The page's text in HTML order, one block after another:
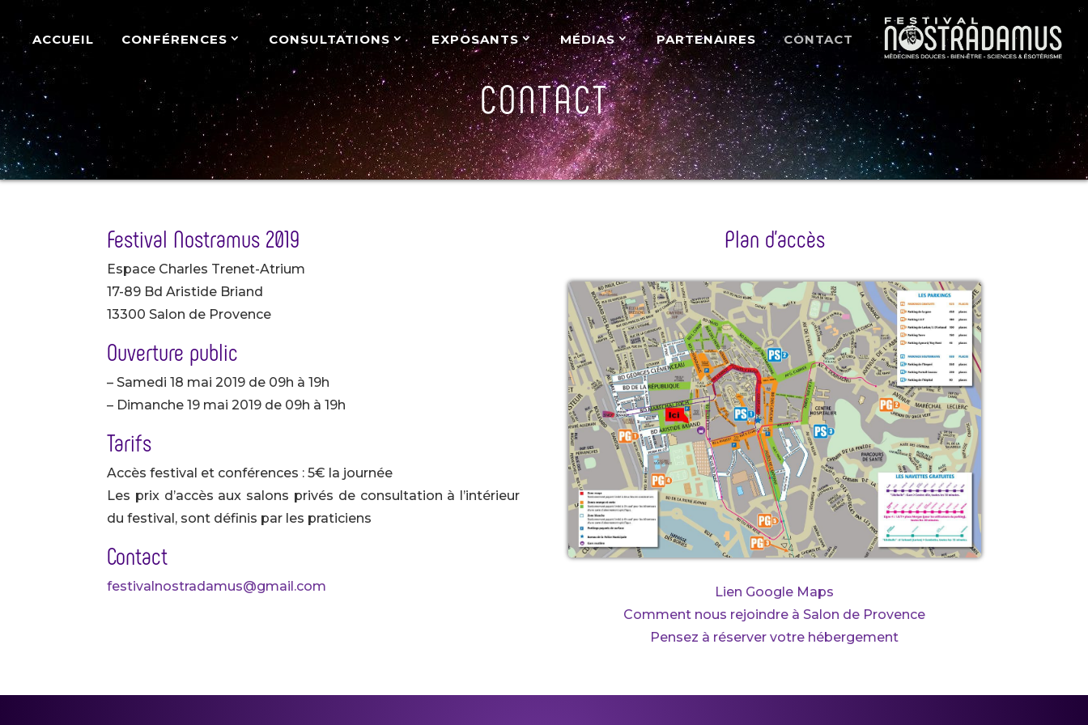
ACCUEIL CONFÉRENCES CONSULTATIONS EXPOSANTS MÉDIAS PARTENAIRES CONTACT
CONTACT
Festival Nostramus 2019
Espace Charles Trenet-Atrium
17-89 Bd Aristide Briand
13300 Salon de Provence
Ouverture public
– Samedi 18 mai 2019 de 09h à 19h
– Dimanche 19 mai 2019 de 09h à 19h
Tarifs
Accès festival et conférences : 5€ la journée
Les prix d’accès aux salons privés de consultation à l’intérieur
du festival, sont définis par les praticiens
Contact
festivalnostradamus@gmail.com
Plan d’accès
Lien Google Maps
Comment nous rejoindre à Salon de Provence
Pensez à réserver votre hébergement